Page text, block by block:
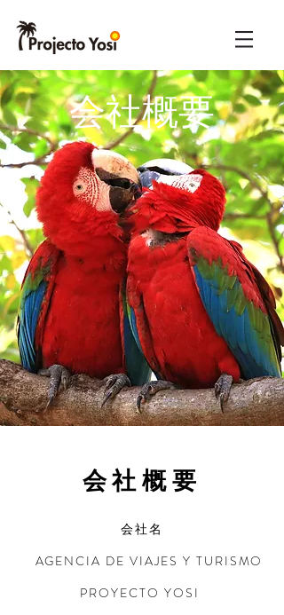
​会社概要
​会社概要
会社名
AGENCIA DE VIAJES Y TURISMO
PROYECTO YOSI